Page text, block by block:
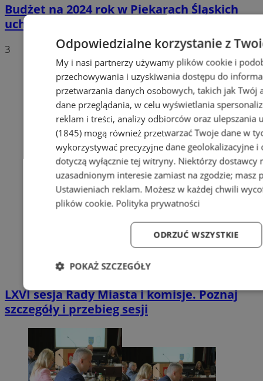
Budżet na 2024 rok w Piekarach Śląskich
uchwalony
3
LXVI sesja Rady Miasta i komisje. Poznaj
szczegóły i przebieg sesji
Odpowiedzialne korzystanie z
My i nasi partnerzy używamy plików cookie i
przechowywania i uzyskiwania dostępu do
przetwarzania danych osobowych, takich jak
dane przeglądania, w celu wyświetlania
reklam i treści, analizy odbiorców oraz ulepszania
(1845)mogą również przetwarzać Twoje dane w
wykorzystywać precyzyjne dane geolokalizacyjne
dotyczą wyłącznie tej witryny. Niektórzy dostawcy
uzasadnionym interesie zamiast na zgodzie; masz
Ustawieniach reklam. Możesz w każdej chwili
plików cookie. Polityka prywatności
ODRZUĆ WSZYSTKIE
POKAŻ SZCZEGÓŁY
Niezbędne Wydajność Targetowanie
Niezbędne Wydajność Targetowanie